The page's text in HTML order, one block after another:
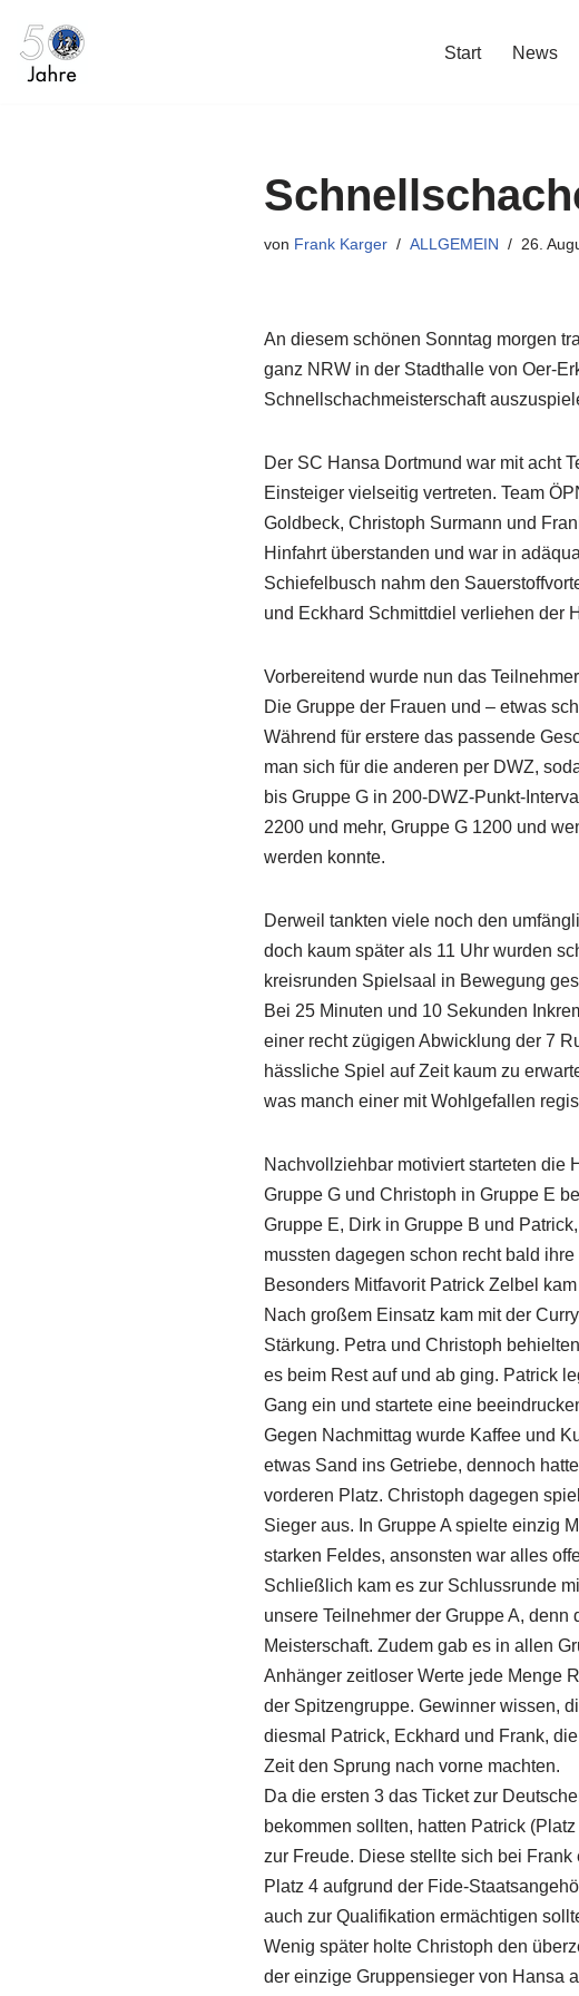
Zum
Start News
von Frank Karger ALLGEMEIN 26.
An diesem schönen Sonntag morgen
ganz NRW in der Stadthalle von Oer-
Schnellschachmeisterschaft
Der SC Hansa Dortmund war mit acht
Einsteiger vielseitig vertreten. Team
Goldbeck, Christoph Surmann und
Hinfahrt überstanden und war in
Schiefelbusch nahm den
und Eckhard Schmittdiel verliehen der
Vorbereitend wurde nun das
Die Gruppe der Frauen und – etwas
Während für erstere das passende
man sich für die anderen per DWZ,
bis Gruppe G in 200-DWZ-Punkt-
2200 und mehr, Gruppe G 1200 und
werden konnte.
Derweil tankten viele noch den
doch kaum später als 11 Uhr wurden
kreisrunden Spielsaal in Bewegung
Bei 25 Minuten und 10 Sekunden
einer recht zügigen Abwicklung der 7
hässliche Spiel auf Zeit kaum zu
was manch einer mit Wohlgefallen
Nachvollziehbar motiviert starteten die
Gruppe G und Christoph in Gruppe E
Gruppe E, Dirk in Gruppe B und
mussten dagegen schon recht bald
Besonders Mitfavorit Patrick Zelbel
Nach großem Einsatz kam mit der
Stärkung. Petra und Christoph
es beim Rest auf und ab ging. Patrick
Gang ein und startete eine
Gegen Nachmittag wurde Kaffee und
etwas Sand ins Getriebe, dennoch
vorderen Platz. Christoph dagegen
Sieger aus. In Gruppe A spielte einzig
starken Feldes, ansonsten war alles
Schließlich kam es zur Schlussrunde
unsere Teilnehmer der Gruppe A,
Meisterschaft. Zudem gab es in allen
Anhänger zeitloser Werte jede Menge
der Spitzengruppe. Gewinner wissen,
diesmal Patrick, Eckhard und Frank,
Zeit den Sprung nach vorne machten.
Da die ersten 3 das Ticket zur
bekommen sollten, hatten Patrick
zur Freude. Diese stellte sich bei
Platz 4 aufgrund der Fide-
auch zur Qualifikation ermächtigen
Wenig später holte Christoph den
der einzige Gruppensieger von Hansa